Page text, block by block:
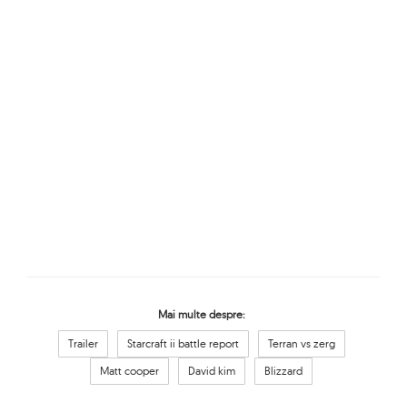
Mai multe despre:
Trailer Starcraft ii battle report
Terran vs zerg
Matt cooper
David kim Blizzard